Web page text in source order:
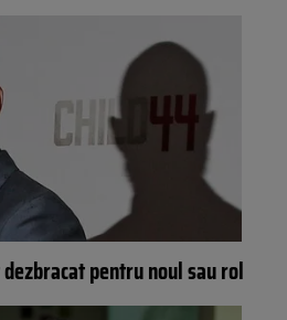
pentru noul sau rol